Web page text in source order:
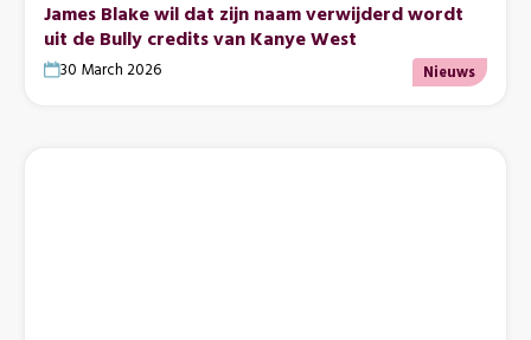
James Blake wil dat zijn naam verwijderd wordt
uit de Bully credits van Kanye West
30 March 2026 Nieuws